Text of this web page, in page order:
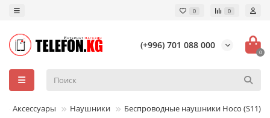
0 0
(+996) 701 088 000
0
Аксессуары Наушники Беспроводные наушники Hoco (S11)